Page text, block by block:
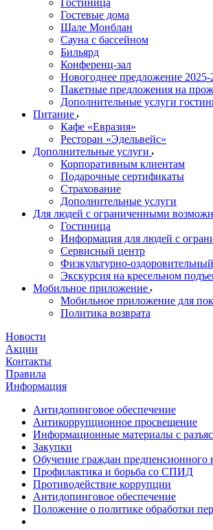
Гостиница
Гостевые дома
Шале Монблан
Сауна с бассейном
Бильярд
Конференц-зал
Новогоднее предложение 2025-
Пакетные предложения на
Дополнительные услуги
Питание
Кафе «Евразия»
Ресторан «Эдельвейс»
Дополнительные услуги
Корпоративным клиентам
Подарочные сертификаты
Страхование
Дополнительные услуги
Для людей с ограниченными
Гостиница
Информация для людей с
Сервисный центр
Физкультурно-
Экскурсия на кресельном
Мобильное приложение
Мобильное приложение для
Политика возврата
Новости
Акции
Контакты
Правила
Информация
Антидопинговое обеспечение
Антикоррупционное просвещение
Информационные материалы с
Закупки
Обучение граждан предпенсионного
Профилактика и борьба со СПИД
Противодействие коррупции
Антидопинговое обеспечение
Положение о политике обработки